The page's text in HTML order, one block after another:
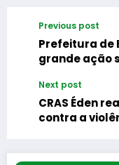
Previous post
Prefeitura de
grande ação
Next post
CRAS Éden
contra a